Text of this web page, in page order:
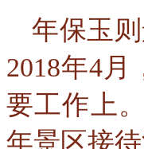
年保玉
2018年4
要工作上
年景区接